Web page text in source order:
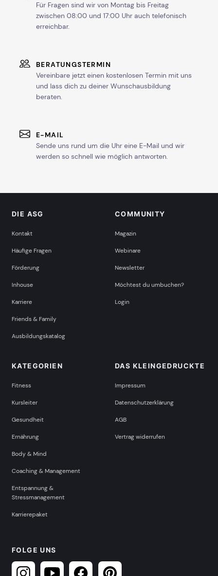
Für Fragen sind wir von Montag bis Freitag
zwischen 08:00 und 17:00 Uhr auch telefonisch
erreichbar.
BERATUNGSTERMIN
Vereinbare jetzt einen kostenlosen Termin mit uns
und lass dich zu deiner Wunschausbildung
beraten.
E-MAIL
Sende uns rund um die Uhr eine E-Mail und wir
werden so schnell wie möglich antworten.
DIE ASG
Kontakt
Häufige Fragen
Förderung
Inhouse
Karriere
Friends & Family
Ausbildungskatalog
COMMUNITY
Magazin
Webinare
Newsletter
Möchtest du umbuchen?
Login
KATEGORIEN
Fitness
Kursleiter
Gesundheit
Ernährung
Body & Mind
Coaching & Management
Entspannung &
Stressmanagement
Karrierepaket
DAS KLEINGEDRUCKTE
Impressum
Datenschutzerklärung
AGB
Vertrag widerrufen
FOLGE UNS